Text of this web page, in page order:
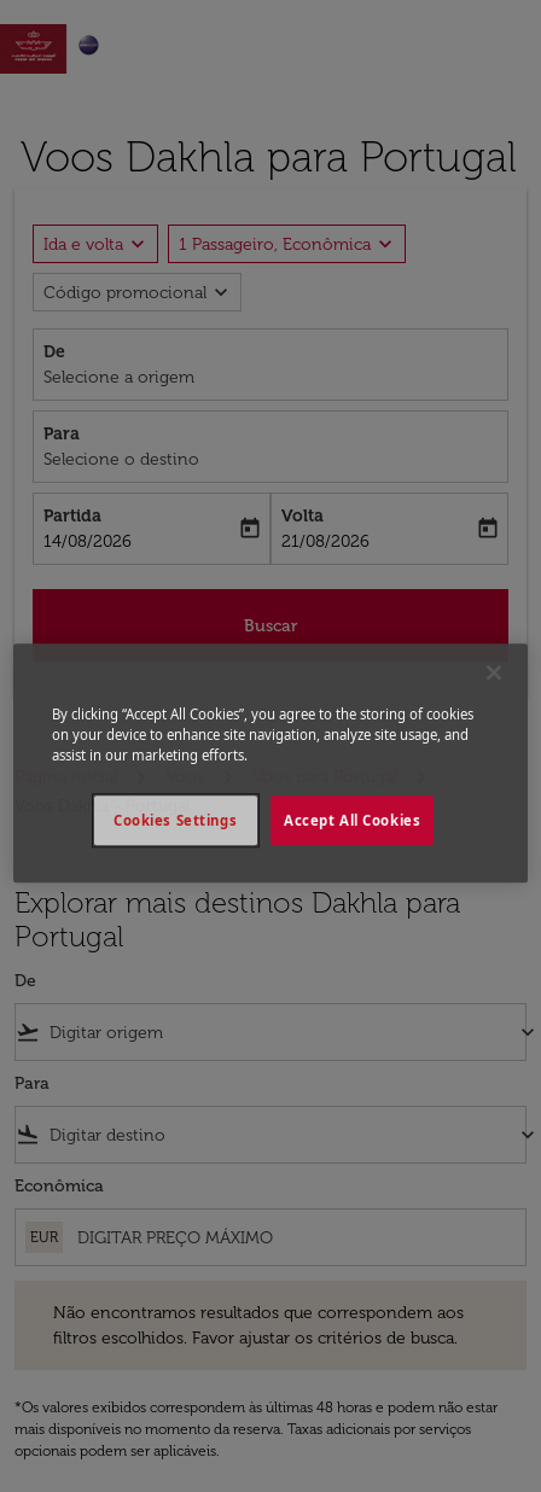

Voos Dakhla para Portugal
Ida e volta expand_more 1 Passageiro, Econômica expand_more
Código promocional expand_more
De
Selecione a origem
Para
Selecione o destino
Partida
fc-booking-departure-date-aria-label
14/08/2026
today
Volta
fc-booking-return-date-aria-label
21/08/2026
today
Buscar
Explorar mais destinos Dakhla para
Portugal
De
flight_takeoff keyboard_arrow_down
Para
flight_land keyboard_arrow_down
Econômica
EUR
Não encontramos resultados que correspondem aos
filtros escolhidos. Favor ajustar os critérios de busca.
*Os valores exibidos correspondem às últimas 48 horas e podem não estar
mais disponíveis no momento da reserva. Taxas adicionais por serviços
opcionais podem ser aplicáveis.
By clicking “Accept All Cookies”, you agree to the storing of cookies
on your device to enhance site navigation, analyze site usage, and
assist in our marketing efforts.
Accept All Cookies
Cookies Settings